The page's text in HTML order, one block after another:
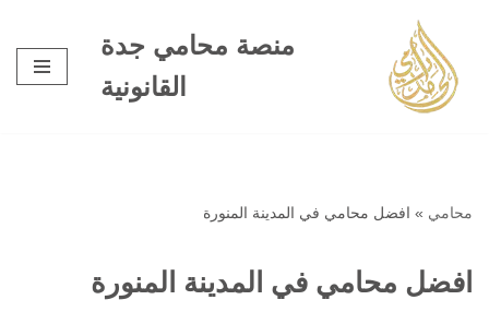
تخطى
إلى
المحتوى
منصة محامي جدة
القانونية
محامي » افضل محامي في المدينة المنورة
افضل محامي في المدينة المنورة